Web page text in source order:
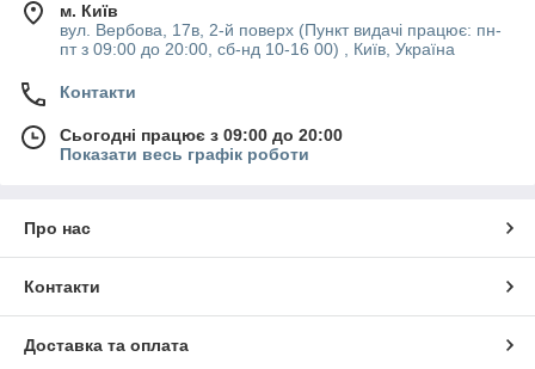
м. Київ
вул. Вербова, 17в, 2-й поверх (Пункт видачі працює: пн-
пт з 09:00 до 20:00, сб-нд 10-16 00) , Київ, Україна
Контакти
Сьогодні працює з 09:00 до 20:00
Показати весь графік роботи
Про нас
Контакти
Доставка та оплата